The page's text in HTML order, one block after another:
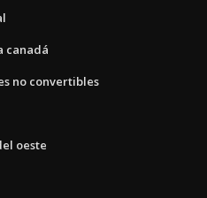
canadá
no convertibles
oeste